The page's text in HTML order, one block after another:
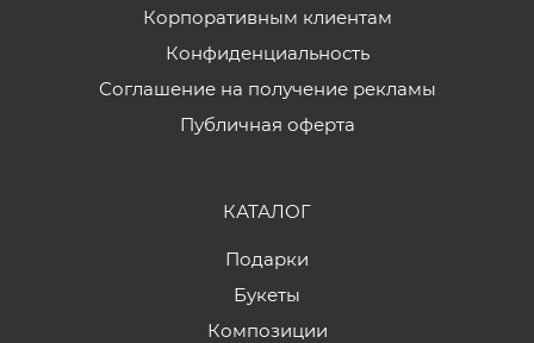
Корпоративным клиентам
Конфиденциальность
Соглашение на получение рекламы
Публичная оферта
КАТАЛОГ
Подарки
Букеты
Композиции